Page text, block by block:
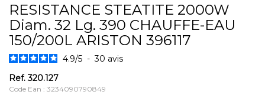
RESISTANCE STEATITE 2000W
Diam. 32 Lg. 390 CHAUFFE-EAU
150/200L ARISTON 396117
4.9/5 - 30 avis
Ref.320.127
Code Ean : 3234090790849